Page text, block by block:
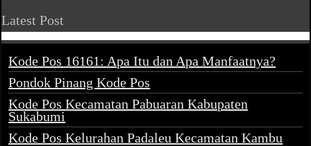
Latest Post
Kode Pos 16161: Apa Itu dan Apa Manfaatnya?
Pondok Pinang Kode Pos
Kode Pos Kecamatan Pabuaran Kabupaten
Sukabumi
Kode Pos Kelurahan Padaleu Kecamatan Kambu